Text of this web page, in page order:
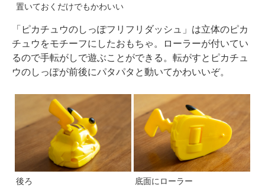
置いておくだけでもかわいい
「ピカチュウのしっぽフリフリダッシュ」は立体のピカ
チュウをモチーフにしたおもちゃ。ローラーが付いてい
るので手転がしで遊ぶことができる。転がすとピカチュ
ウのしっぽが前後にパタパタと動いてかわいいぞ。
後ろ 底面にローラー